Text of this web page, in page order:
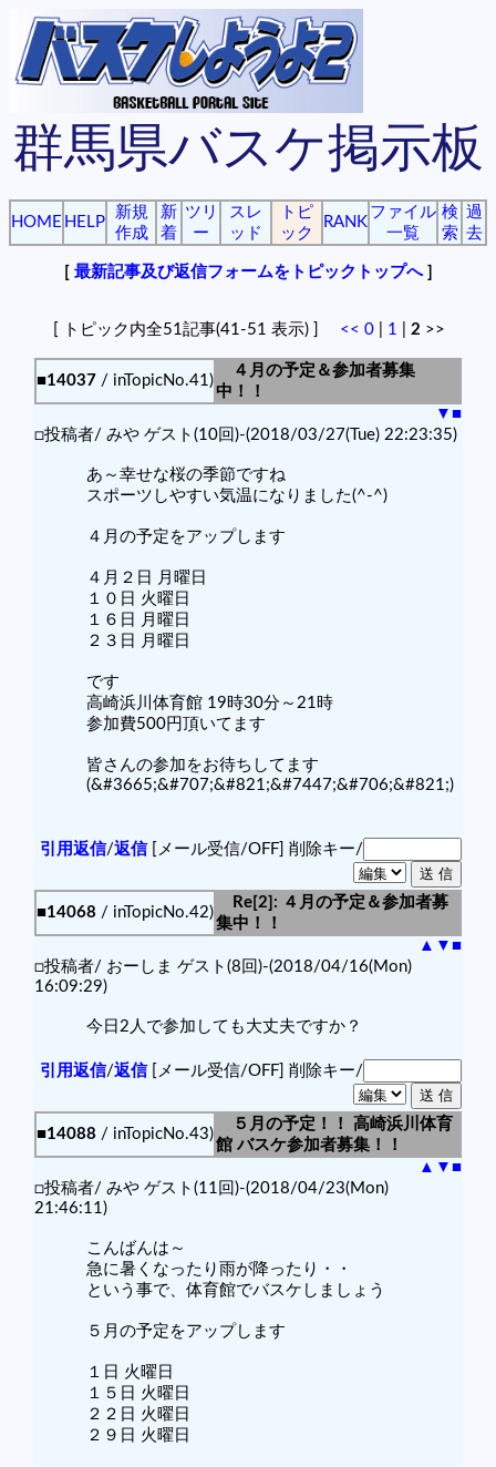
群馬県バスケ掲示板
HOME HELP
新規
作成
新
着
ツリ
ー
スレ
ッド
トピ
ック
RANK
ファイル
一覧
検
索
過
去
[ 最新記事及び返信フォームをトピックトップへ]
[ トピック内全51記事(41-51 表示) ] << 0 1 2 >>
■14037 / inTopicNo.41)
４月の予定＆参加者募集
中！！
▼ ■
□投稿者/ みや ゲスト(10回)-(2018/03/27(Tue) 22:23:35)
あ～幸せな桜の季節ですね
スポーツしやすい気温になりました(^-^)
４月の予定をアップします
４月２日 月曜日
１０日 火曜日
１６日 月曜日
２３日 月曜日
です
高崎浜川体育館 19時30分～21時
参加費500円頂いてます
皆さんの参加をお待ちしてます
(&#3665;&#707;&#821;&#7447;&#706;&#821;)
引用返信/返信[メール受信/OFF] 削除キー/
■14068 / inTopicNo.42)
Re[2]: ４月の予定＆参加者募
集中！！
▲ ▼ ■
□投稿者/ おーしま ゲスト(8回)-(2018/04/16(Mon)
16:09:29)
今日2人で参加しても大丈夫ですか？
引用返信/返信[メール受信/OFF] 削除キー/
■14088 / inTopicNo.43)
５月の予定！！ 高崎浜川体育
館 バスケ参加者募集！！
▲ ▼ ■
□投稿者/ みや ゲスト(11回)-(2018/04/23(Mon)
21:46:11)
こんばんは～
急に暑くなったり雨が降ったり・・
という事で、体育館でバスケしましょう
５月の予定をアップします
１日 火曜日
１５日 火曜日
２２日 火曜日
２９日 火曜日